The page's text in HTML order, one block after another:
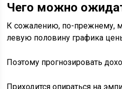
Чего можно
К сожалению, по-прежнему,
левую половину графика
Поэтому прогнозировать
Приходится опираться на